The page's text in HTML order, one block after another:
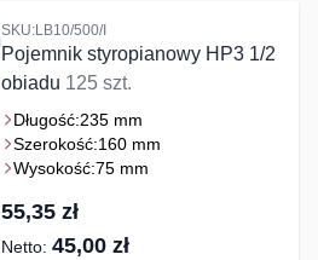
SKU:LB10/500/I
Pojemnik styropianowy HP3 1/2
obiadu 125 szt.
Długość:235 mm
Szerokość:160 mm
Wysokość:75 mm
55,35 zł
45,00 zł